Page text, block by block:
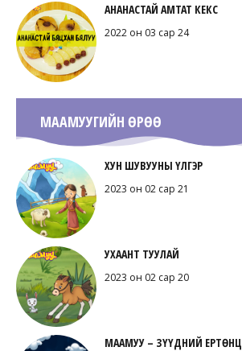
АНАНАСТАЙ АМТАТ КЕКС
2022 он 03 сар 24
МААМУУГИЙН ӨРӨӨ
ХУН ШУВУУНЫ ҮЛГЭР
2023 он 02 сар 21
УХААНТ ТУУЛАЙ
2023 он 02 сар 20
МААМУУ – ЗҮҮДНИЙ ЕРТӨНЦ